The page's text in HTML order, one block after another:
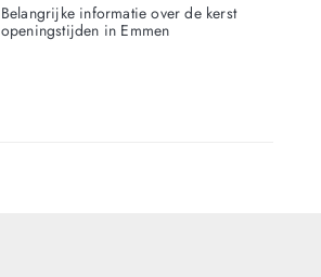
Belangrijke informatie over de kerst
openingstijden in Emmen